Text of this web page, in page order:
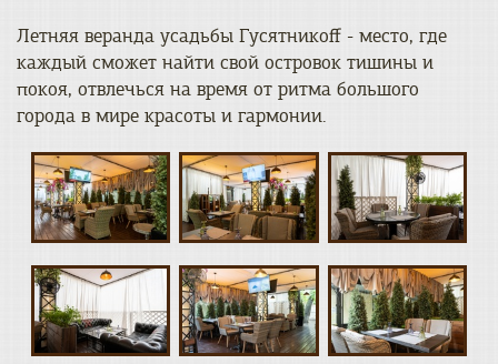
Летняя веранда усадьбы Гусятникоff - место, где
каждый сможет найти свой островок тишины и
покоя, отвлечься на время от ритма большого
города в мире красоты и гармонии.